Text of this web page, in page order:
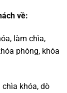
về:
làm chìa,
phòng, khóa
khóa, dò